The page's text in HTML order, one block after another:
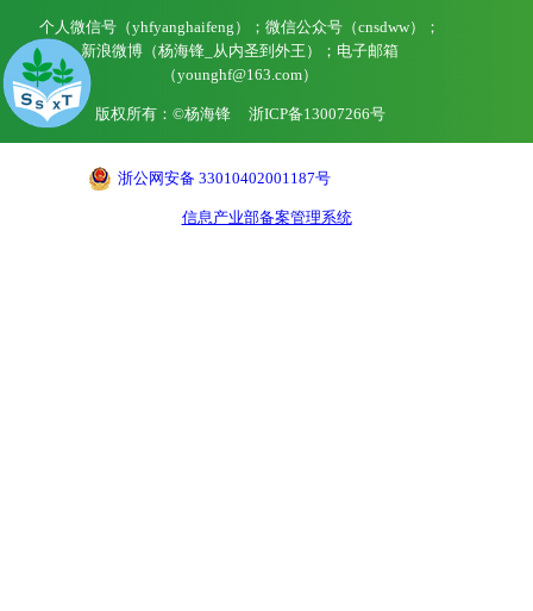
个人微信号（yhfyanghaifeng）；微信公众号（cnsdww）；
新浪微博（杨海锋_从内圣到外王）；电子邮箱
（younghf@163.com）
版权所有：©杨海锋 浙ICP备13007266号
浙公网安备 33010402001187号
信息产业部备案管理系统